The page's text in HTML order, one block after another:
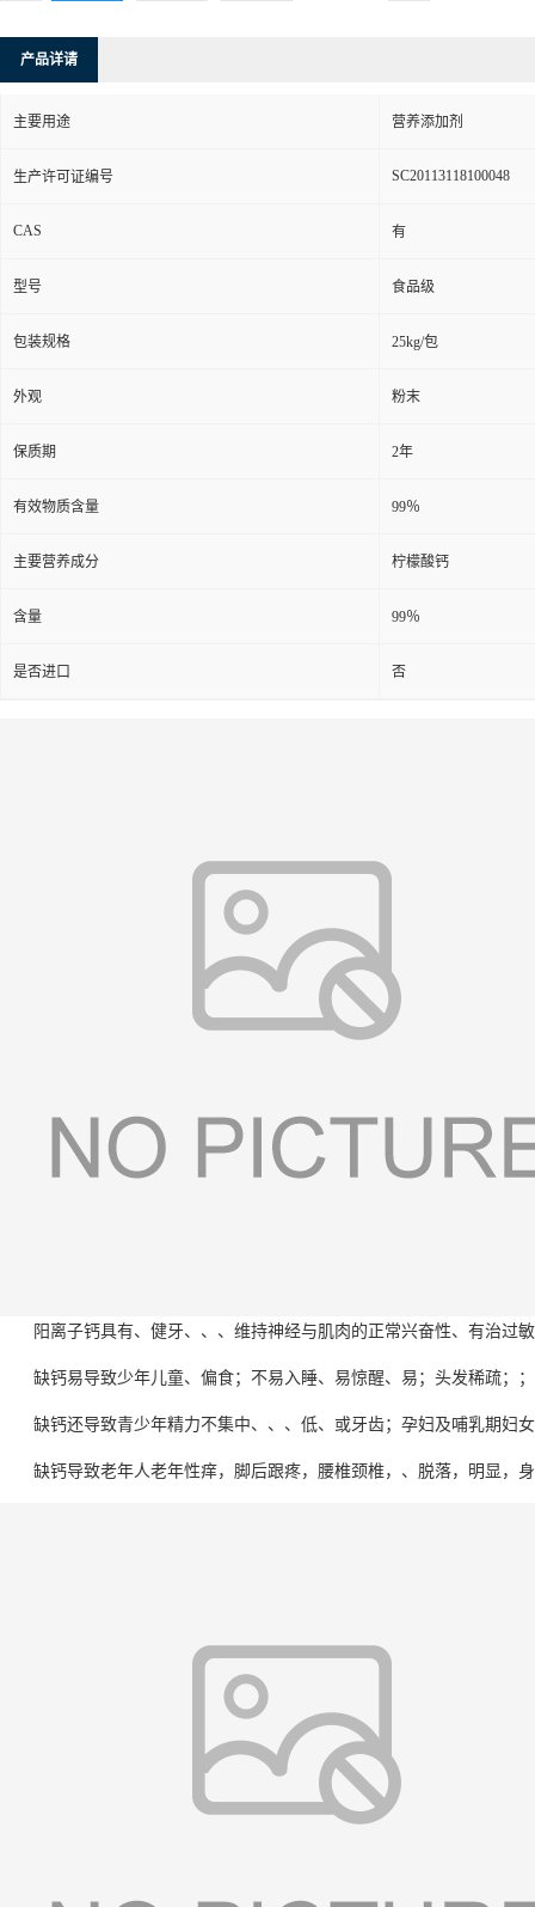
产品详请
主要用途 营养添加剂
生产许可证编号 SC20113118100048
CAS 有
型号 食品级
包装规格 25kg/包
外观 粉末
保质期 2年
有效物质含量 99％
主要营养成分 柠檬酸钙
含量 99％
是否进口 否
阳离子钙具有、健牙、、、维持神经与肌肉的正常兴奋性、有治过
缺钙易导致少年儿童、偏食；不易入睡、易惊醒、易；头发稀疏；
缺钙还导致青少年精力不集中、、、低、或牙齿；孕妇及哺乳期妇
缺钙导致老年人老年性痒，脚后跟疼，腰椎颈椎，、脱落，明显，